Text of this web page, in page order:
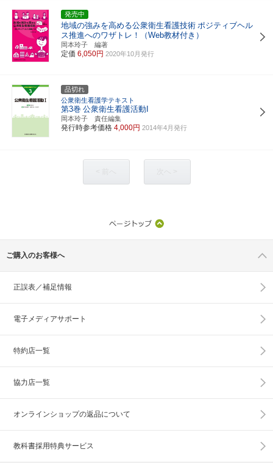
発売中
地域の強みを高める公衆衛生看護技術 ポジティブヘル
ス推進へのワザトレ！（Web教材付き）
岡本玲子 編著
定価 6,050円 2020年10月発行
品切れ
公衆衛生看護学テキスト
第3巻 公衆衛生看護活動I
岡本玲子 責任編集
発行時参考価格 4,000円 2014年4月発行
ご購入のお客様へ
正誤表／補足情報
電子メディアサポート
特約店一覧
協力店一覧
オンラインショップの返品について
教科書採用特典サービス